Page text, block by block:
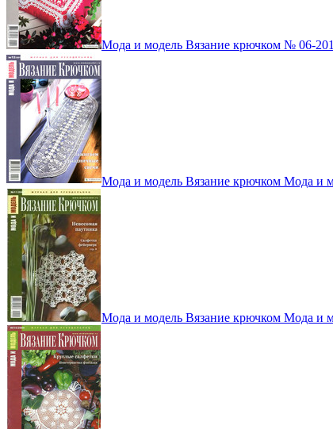
Мода и модель Вязание крючком № 06-
Мода и модель Вязание крючком Мода и
Мода и модель Вязание крючком Мода и